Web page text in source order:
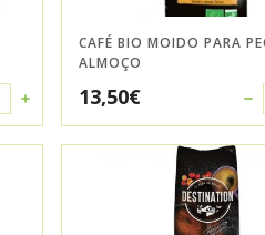
CAFÉ BIO MOIDO PARA
ALMOÇO
13,50€